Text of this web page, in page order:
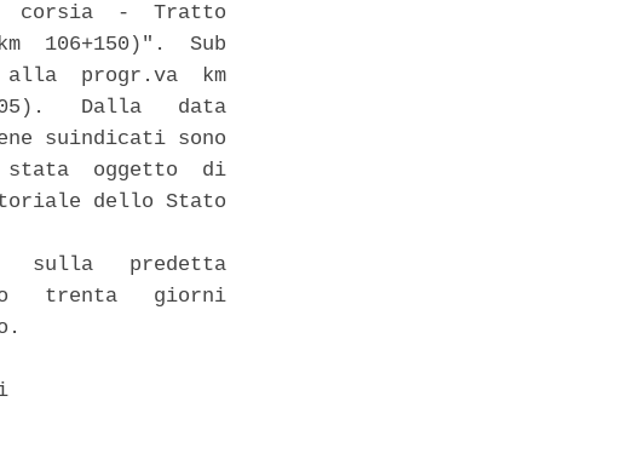
corsia  -  Tratto
106+150)".  Sub
alla  progr.va  km
Dalla   data
suindicati sono
oggetto  di
dello Stato
sulla   predetta
trenta   giorni